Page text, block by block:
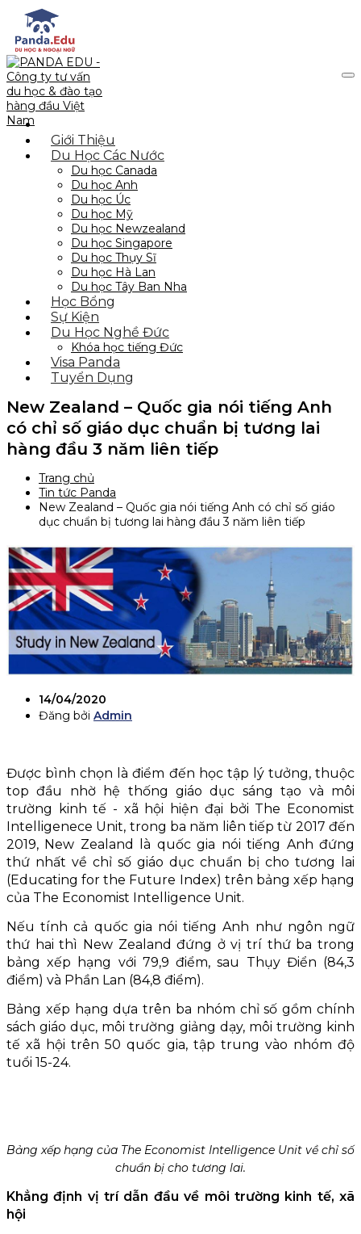
Giới Thiệu
Du Học Các Nước
Du học Canada
Du học Anh
Du học Úc
Du học Mỹ
Du học Newzealand
Du học Singapore
Du học Thụy Sĩ
Du học Hà Lan
Du học Tây Ban Nha
Học Bổng
Sự Kiện
Du Học Nghề Đức
Khóa học tiếng Đức
Visa Panda
Tuyển Dụng
New Zealand – Quốc gia nói tiếng Anh
có chỉ số giáo dục chuẩn bị tương lai
hàng đầu 3 năm liên tiếp
Trang chủ
Tin tức Panda
New Zealand – Quốc gia nói tiếng Anh có chỉ số giáo
dục chuẩn bị tương lai hàng đầu 3 năm liên tiếp
14/04/2020
Đăng bởi Admin
Được bình chọn là điểm đến học tập lý tưởng, thuộc
top đầu nhờ hệ thống giáo dục sáng tạo và môi
trường kinh tế - xã hội hiện đại bởi The Economist
Intelligenece Unit, trong ba năm liên tiếp từ 2017 đến
2019, New Zealand là quốc gia nói tiếng Anh đứng
thứ nhất về chỉ số giáo dục chuẩn bị cho tương lai
(Educating for the Future Index) trên bảng xếp hạng
của The Economist Intelligence Unit.
Nếu tính cả quốc gia nói tiếng Anh như ngôn ngữ
thứ hai thì New Zealand đứng ở vị trí thứ ba trong
bảng xếp hạng với 79,9 điểm, sau Thụy Điển (84,3
điểm) và Phần Lan (84,8 điểm).
Bảng xếp hạng dựa trên ba nhóm chỉ số gồm chính
sách giáo dục, môi trường giảng dạy, môi trường kinh
tế xã hội trên 50 quốc gia, tập trung vào nhóm độ
tuổi 15-24.
Bảng xếp hạng của The Economist Intelligence Unit về chỉ số
chuẩn bị cho tương lai.
Khẳng định vị trí dẫn đầu về môi trường kinh tế, xã
hội